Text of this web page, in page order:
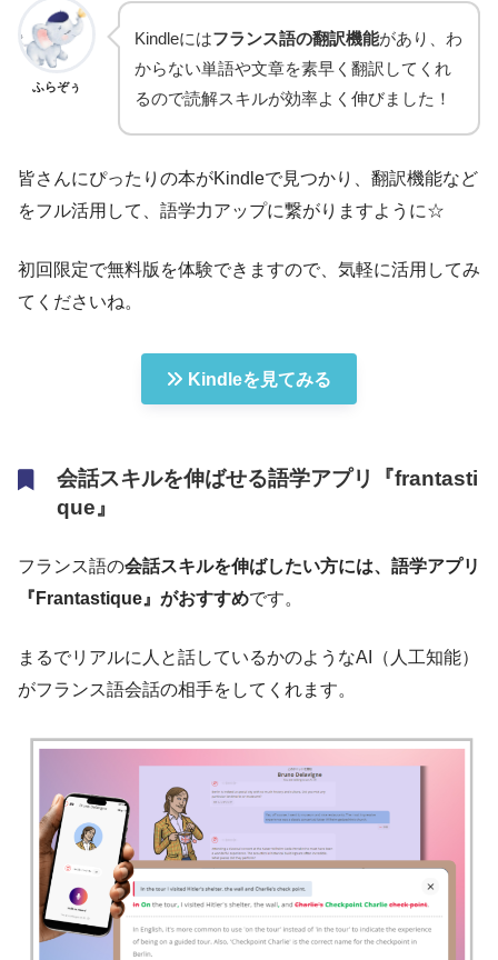
ふらぞぅ
Kindleにはフランス語の翻訳機能があり、わ
からない単語や文章を素早く翻訳してくれ
るので読解スキルが効率よく伸びました！
皆さんにぴったりの本がKindleで見つかり、翻訳機能など
をフル活用して、語学力アップに繋がりますように☆
初回限定で無料版を体験できますので、気軽に活用してみ
てくださいね。
Kindleを見てみる
会話スキルを伸ばせる語学アプリ『frantasti
que』
フランス語の会話スキルを伸ばしたい方には、語学アプリ
『Frantastique』がおすすめです。
まるでリアルに人と話しているかのようなAI（人工知能）
がフランス語会話の相手をしてくれます。